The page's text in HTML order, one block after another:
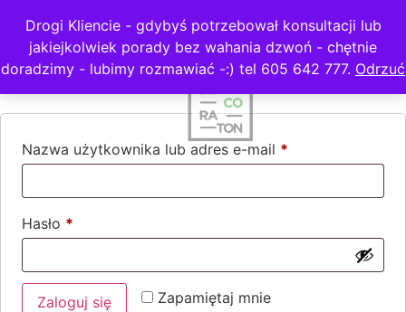
Drogi Kliencie - gdybyś potrzebował konsultacji lub
jakiejkolwiek porady bez wahania dzwoń - chętnie
doradzimy - lubimy rozmawiać -:) tel 605 642 777. Odrzuć
Logowanie
Nazwa użytkownika lub adres e-mail *
Hasło *
Zapamiętaj mnie
Zaloguj się